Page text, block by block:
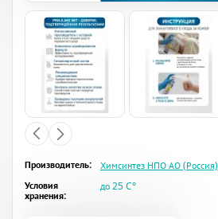
Производитель:
Химсинтез НПО АО (Россия)
Условия
хранения:
до 25 C°